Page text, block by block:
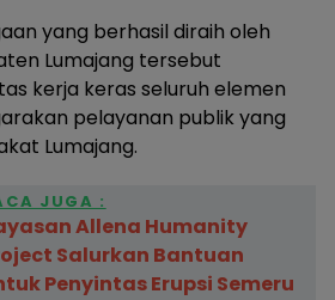
yang berhasil diraih oleh
Lumajang tersebut
kerja keras seluruh elemen
pelayanan publik yang
Lumajang.
JUGA :
Allena Humanity
Salurkan Bantuan
Penyintas Erupsi Semeru